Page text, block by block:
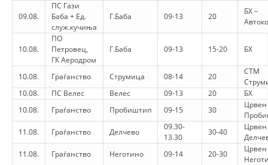
STRUKTURA DHE STRUKTURA ORGANIZATIVE
DREJTA NDERKOMBETARE HUMANITARE
PËRDORIMIN DHE MBROJTJEN E STEMËS
SOCIALO-HUMANITARE
SI TË JEPNI DONACIONE
09.08.
ПС Гази
Баба + Ед.
служ.кучиња
Г.Баба 09-13 20
БХ –
10.08.
ПО
Петровец,
ГК Аеродром
Г.Баба 09-13 15-20 БХ
10.08. Граѓанство Струмица 08-14 20
СТМ
10.08.
ПС Велес Велес 09-13 20
БХ
10.08.
Граѓанство Пробиштип 09-15 30
Црвен
11.08.
Граѓанство Делчево
09.30-
13.30
30-40
Црвен
11.08.
Граѓанство Неготино 09-14 20-30
Црвен